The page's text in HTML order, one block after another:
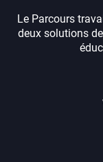
Le Parcours
deux solutions